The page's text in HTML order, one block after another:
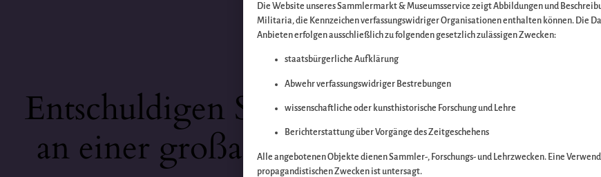
Entschuldigen Sie bitte die
an einer großartigen Sache – schauen
Die Website unseres Sammlermarkt & Museumsservice zeigt Abbildungen und
Militaria, die Kennzeichen verfassungswidriger Organisationen enthalten können. Die
Anbieten erfolgen ausschließlich zu folgenden gesetzlich zulässigen Zwecken:
staatsbürgerliche Aufklärung
Abwehr verfassungswidriger Bestrebungen
wissenschaftliche oder kunsthistorische Forschung und Lehre
Berichterstattung über Vorgänge des Zeitgeschehens
Alle angebotenen Objekte dienen Sammler-, Forschungs- und Lehrzwecken. Eine
propagandistischen Zwecken ist untersagt.